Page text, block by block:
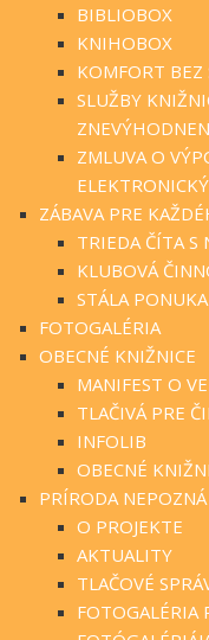
BIBLIOBOX
KNIHOBOX
KOMFORT BEZ
SLUŽBY
ZMLUVA O
ZÁBAVA PRE
TRIEDA ČÍTA S
KLUBOVÁ
STÁLA PONUKA
FOTOGALÉRIA
OBECNÉ KNIŽNICE
MANIFEST O
TLAČIVÁ PRE
INFOLIB
OBECNÉ
PRÍRODA
O PROJEKTE
AKTUALITY
TLAČOVÉ
FOTOGALÉRIA